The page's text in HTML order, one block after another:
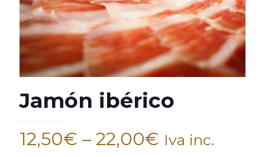
Jamón ibérico
12,50€ – 22,00€ Iva inc.